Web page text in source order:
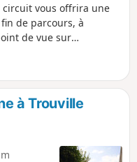
circuit vous offrira une
de parcours, à
de vue sur
à Trouville